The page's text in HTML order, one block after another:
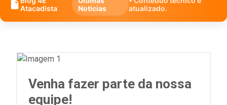
Atacadista
Notícias
atualizado.
Venha fazer parte da nossa
equipe!